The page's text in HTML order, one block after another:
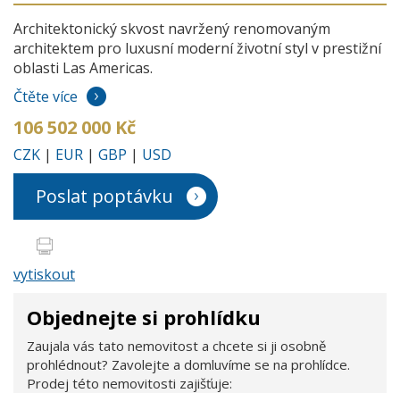
Architektonický skvost navržený renomovaným
architektem pro luxusní moderní životní styl v prestižní
oblasti Las Americas.
Čtěte více
106 502 000 Kč
CZK | EUR | GBP | USD
Poslat poptávku
vytiskout
Objednejte si prohlídku
Zaujala vás tato nemovitost a chcete si ji osobně
prohlédnout? Zavolejte a domluvíme se na prohlídce.
Prodej této nemovitosti zajišťuje: